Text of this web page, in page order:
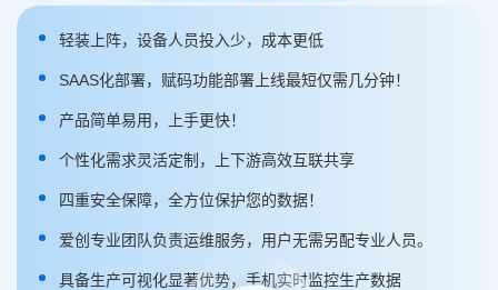
轻装上阵，设备人员投入少，成本更低
SAAS化部署，赋码功能部署上线最短仅需几分钟！
产品简单易用，上手更快！
个性化需求灵活定制，上下游高效互联共享
四重安全保障，全方位保护您的数据！
爱创专业团队负责运维服务，用户无需另配专业人员。
具备生产可视化显著优势，手机实时监控生产数据